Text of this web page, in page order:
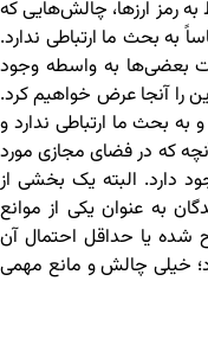
رمز ارزها، چالش‌هایی که
به بحث ما ارتباطی ندارد.
بعضی‌ها به واسطه وجود
را آنجا عرض خواهیم کرد.
بحث ما ارتباطی ندارد و
که در فضای مجازی مورد
دارد. البته یک بخشی از
به عنوان یکی از موانع
شده یا حداقل احتمال آن
خیلی چالش و مانع مهمی